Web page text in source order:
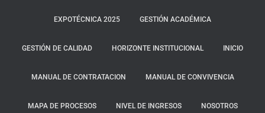
EXPOTÉCNICA 2025 GESTIÓN ACADÉMICA
GESTIÓN DE CALIDAD HORIZONTE INSTITUCIONAL INICIO
MANUAL DE CONTRATACION MANUAL DE CONVIVENCIA
MAPA DE PROCESOS NIVEL DE INGRESOS NOSOTROS